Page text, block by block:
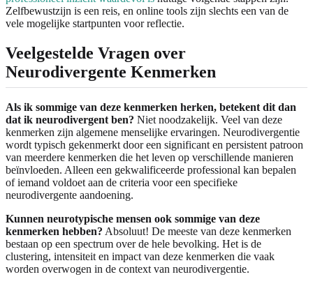
Zelfbewustzijn is een reis, en online tools zijn slechts een van de
vele mogelijke startpunten voor reflectie.
Veelgestelde Vragen over
Neurodivergente Kenmerken
Als ik sommige van deze kenmerken herken, betekent dit dan
dat ik neurodivergent ben? Niet noodzakelijk. Veel van deze
kenmerken zijn algemene menselijke ervaringen. Neurodivergentie
wordt typisch gekenmerkt door een significant en persistent patroon
van meerdere kenmerken die het leven op verschillende manieren
beïnvloeden. Alleen een gekwalificeerde professional kan bepalen
of iemand voldoet aan de criteria voor een specifieke
neurodivergente aandoening.
Kunnen neurotypische mensen ook sommige van deze
kenmerken hebben? Absoluut! De meeste van deze kenmerken
bestaan op een spectrum over de hele bevolking. Het is de
clustering, intensiteit en impact van deze kenmerken die vaak
worden overwogen in de context van neurodivergentie.